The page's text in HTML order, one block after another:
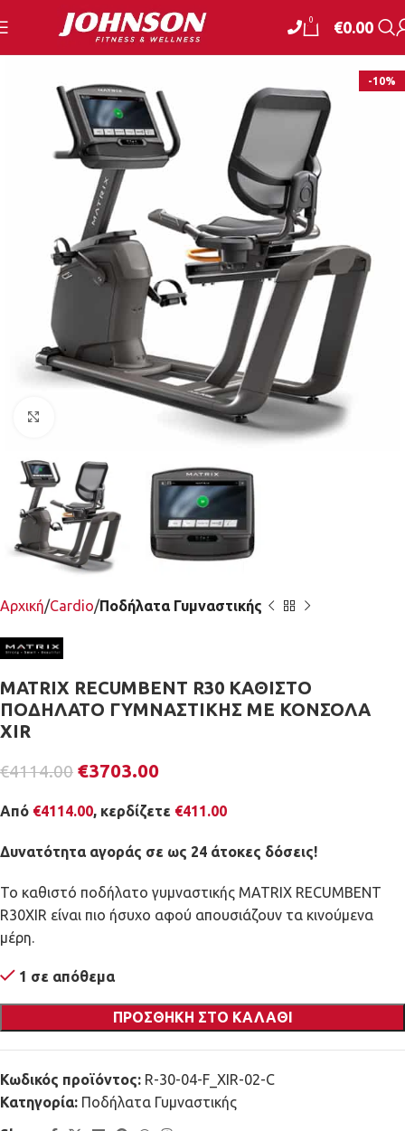
0 €0.00
-10%
Αρχική Cardio Ποδήλατα Γυμναστικής
MATRIX RECUMBENT R30 ΚΑΘΙΣΤΟ
ΠΟΔΗΛΑΤΟ ΓΥΜΝΑΣΤΙΚΗΣ ΜΕ ΚΟΝΣΟΛΑ
XIR
€4114.00 €3703.00
Από €4114.00, κερδίζετε €411.00
Δυνατότητα αγοράς σε ως 24 άτοκες δόσεις!
Το καθιστό ποδήλατο γυμναστικής MATRIX RECUMBENT
R30XIR είναι πιο ήσυχο αφού απουσιάζουν τα κινούμενα
μέρη.
1 σε απόθεμα
ΠΡΟΣΘΉΚΗ ΣΤΟ ΚΑΛΆΘΙ
Κωδικός προϊόντος: R-30-04-F_XIR-02-C
Κατηγορία: Ποδήλατα Γυμναστικής